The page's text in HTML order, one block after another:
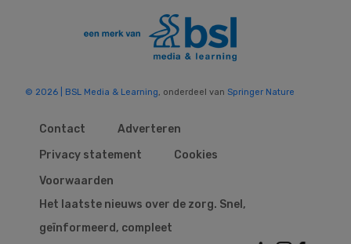
© 2026 | BSL Media & Learning, onderdeel van Springer Nature
Contact
Adverteren
Privacy statement
Cookies
Voorwaarden
Het laatste nieuws over de zorg. Snel,
geïnformeerd, compleet